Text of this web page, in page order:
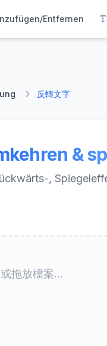
Entfernen
反轉文字
&
,